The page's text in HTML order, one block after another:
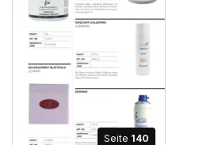
Seite 140